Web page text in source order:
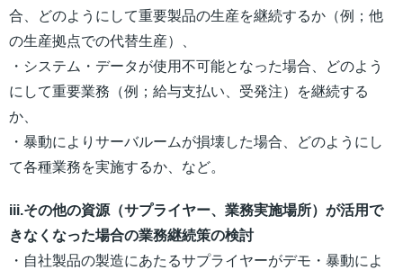
合、どのようにして重要製品の生産を継続するか（例；他
の生産拠点での代替生産）、
・システム・データが使用不可能となった場合、どのよう
にして重要業務（例；給与支払い、受発注）を継続する
か、
・暴動によりサーバルームが損壊した場合、どのようにし
て各種業務を実施するか、など。
iii.その他の資源（サプライヤー、業務実施場所）が活用で
きなくなった場合の業務継続策の検討
・自社製品の製造にあたるサプライヤーがデモ・暴動によ